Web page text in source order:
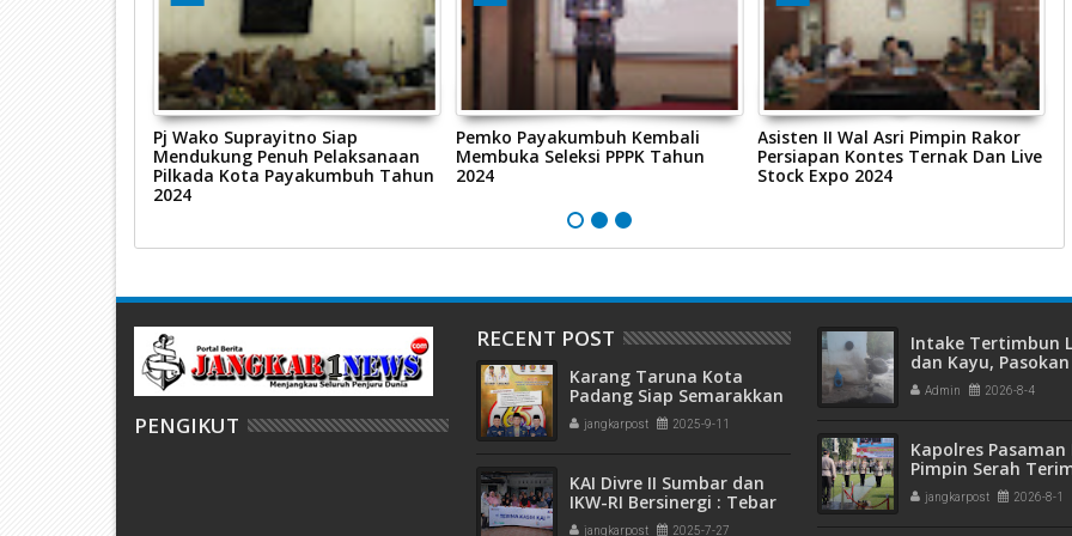
Pj Wako Suprayitno Siap
Mendukung Penuh Pelaksanaan
Pilkada Kota Payakumbuh Tahun
2024
Pemko Payakumbuh Kembali
Membuka Seleksi PPPK Tahun
2024
Asisten II Wal Asri Pimpin Rakor
Persiapan Kontes Ternak Dan Live
Stock Expo 2024
PENGIKUT
RECENT POST
Karang Taruna Kota
Padang Siap Semarakkan
HUT ke-65 : Dari
Lapangan Hijau hingga
jangkarpost 2025-9-11
KAI Divre II Sumbar dan
IKW-RI Bersinergi : Tebar
Kepedulian Sosial Untuk
jangkarpost 2025-7-27
Intake Tertimbun
dan Kayu,
Bersih di Kota
Terganggu
Admin 2026-8-4
Kapolres
Pimpin Serah
Jabatan PJU Polres
Kapolsek Sungai
jangkarpost 2026-8-1